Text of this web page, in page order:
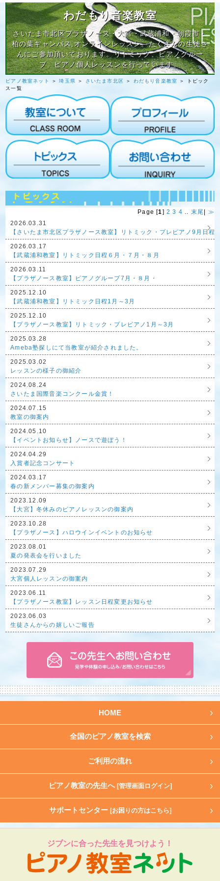
わだもり音楽教室
さいたま市北区プラザノース・大宮・武蔵浦和・朝霞市・
柏の葉キャンパス,オンラインレッスン。たくさんの生徒さ
んにご参加頂いております。リトミック、ピアノグルー
プ、ピアノ個人レッスンを行っています。
ピアノ教室ネット ＞埼玉県 ＞ さいたま市北区 ＞ わだもり音楽教室
＞ トピック
ス一覧
Page [1] 2 3 4 .. 末尾
≫
2026.03.31
【さいたま市北区プラザノース教室】リトミック・プレピアノ9月日程
2026.03.17
【武蔵浦和教室】リトミック日程６月・７月・８月
2026.03.11
【プラザノース教室】ピアノグループ7月・８月・
2025.12.10
【武蔵浦和教室】リトミック日程1月～3月
2025.12.10
【プラザノース教室】リトミック・プレピアノ1月～3月
2025.03.28
Ameba塾探しにて当教室が紹介されました。
2025.03.02
レッスンの様子の御紹介
2024.08.24
さいたま国際音楽コンクール金賞！
2024.07.15
教室の御案内
2024.05.10
【イベントお知らせ】ノースで遊ぼう！
2024.04.29
入賞者記念コンサート
2024.03.17
春の新メンバー募集の御案内
2023.12.09
【大宮】冬休みのピアノレッスンの御案内
2023.10.28
【プラザノース】ハロウインイベントのお知らせ
2023.08.01
夏の発表会を行いました
2023.07.29
大宮個人レッスンの御案内
2023.06.11
【プラザノース教室】レッスン日程変更お知らせ
2023.06.03
生徒さんからの嬉しいご報告
HOME
全国のピアノ教室を検索
ご利用の流れ
ピアノ教室の先生へ [管理画面ログイン]
サポートセンター [お困りの方はこちら]
ジブンに合った先生を見つけよう！